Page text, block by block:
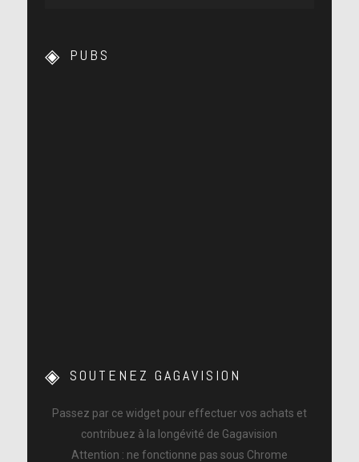
PUBS
SOUTENEZ GAGAVISION
Passez par ce widget pour effectuer vos achats et
contribuez à la longévité de Gagavision
Attention : ne fonctionne pas sous Chrome